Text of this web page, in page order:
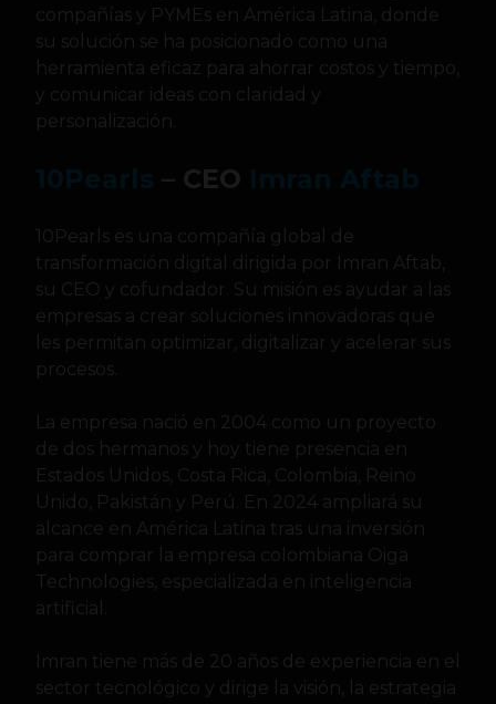
compañías y PYMEs en América Latina, donde
su solución se ha posicionado como una
herramienta eficaz para ahorrar costos y tiempo,
y comunicar ideas con claridad y
personalización.
– CEO
10Pearls es una compañía global de
transformación digital dirigida por Imran Aftab,
su CEO y cofundador. Su misión es ayudar a las
empresas a crear soluciones innovadoras que
les permitan optimizar, digitalizar y acelerar sus
procesos.
La empresa nació en 2004 como un proyecto
de dos hermanos y hoy tiene presencia en
Estados Unidos, Costa Rica, Colombia, Reino
Unido, Pakistán y Perú. En 2024 ampliará su
alcance en América Latina tras una inversión
para comprar la empresa colombiana Oiga
Technologies, especializada en inteligencia
artificial.
Imran tiene más de 20 años de experiencia en el
sector tecnológico y dirige la visión, la estrategia